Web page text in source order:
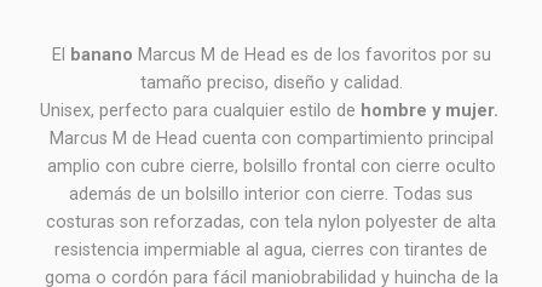
El banano Marcus M de Head es de los favoritos por su
tamaño preciso, diseño y calidad.
Unisex, perfecto para cualquier estilo de hombre y mujer.
Marcus M de Head cuenta con compartimiento principal
amplio con cubre cierre, bolsillo frontal con cierre oculto
además de un bolsillo interior con cierre. Todas sus
costuras son reforzadas, con tela nylon polyester de alta
resistencia impermiable al agua, cierres con tirantes de
goma o cordón para fácil maniobrabilidad y huincha de la